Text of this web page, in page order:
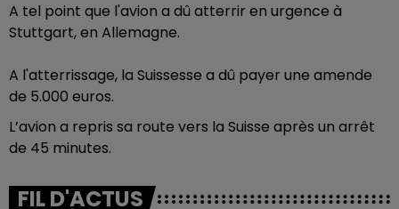
A tel point que l'avion a dû atterrir en urgence à
Stuttgart, en Allemagne.
A l'atterrissage, la Suissesse a dû payer une amende
de 5.000 euros.
L’avion a repris sa route vers la Suisse après un arrêt
de 45 minutes.
FIL D'ACTUS